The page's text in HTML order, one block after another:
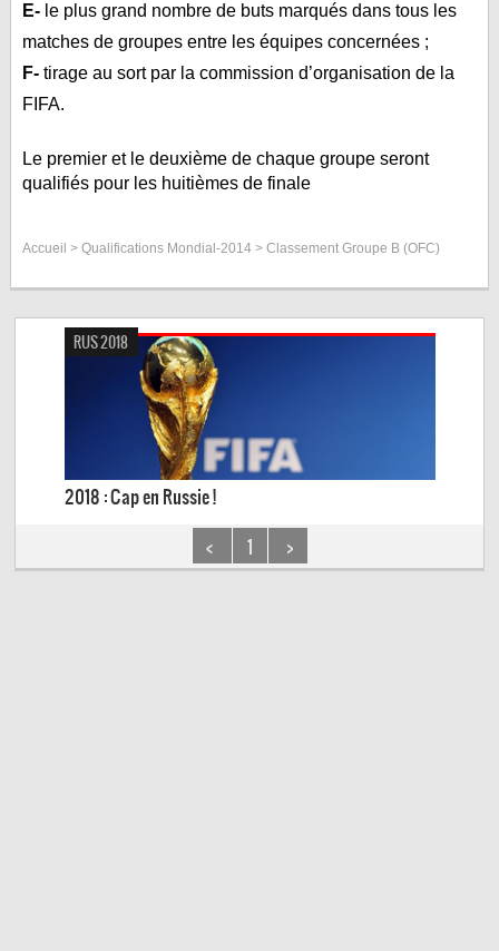
E-le plus grand nombre de buts marqués dans tous les
matches de groupes entre les équipes concernées ;
F-tirage au sort par la commission d’organisation de la
FIFA.
Le premier et le deuxième de chaque groupe seront
qualifiés pour les huitièmes de finale
Accueil > Qualifications Mondial-2014> Classement Groupe B (OFC)
RUS 2018
2018 : Cap en Russie !
<
1 >